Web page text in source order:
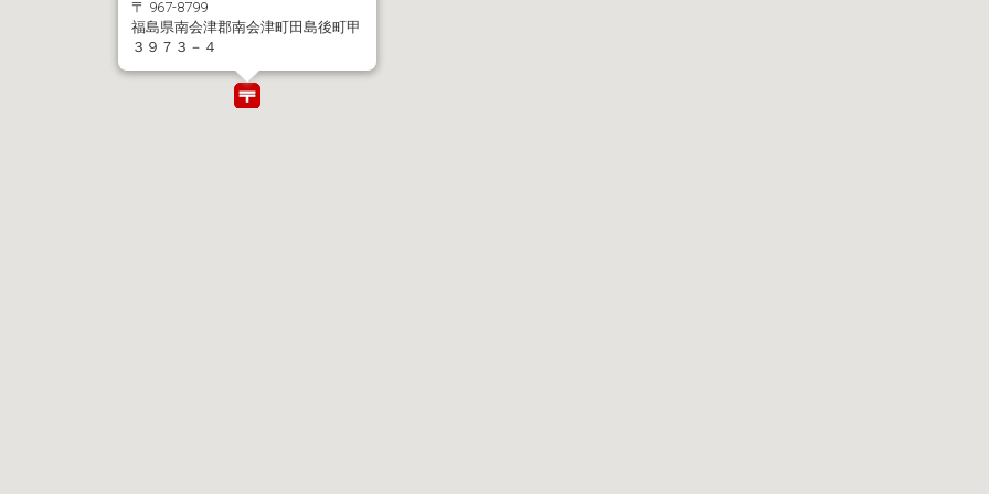
〒 967-8799
福島県南会津郡南会津町田島後町甲
３９７３－４